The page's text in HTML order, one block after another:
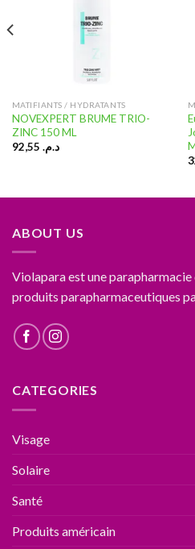
MATIFIANTS / HYDRATANTS
NOVEXPERT BRUME TRIO-
ZINC 150 ML
د.م.
ABOUT US
Violapara est une
produits parapharmaceutiques
CATEGORIES
Visage
Solaire
Santé
Produits américain